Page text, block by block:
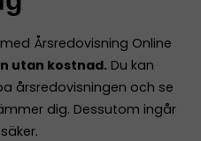
Årsredovisning Online
utan kostnad. Du kan
årsredovisningen och se
dig. Dessutom ingår